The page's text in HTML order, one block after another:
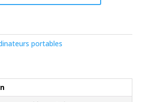
portables